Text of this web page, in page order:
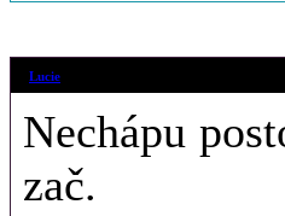
Lucie
Nechápu
zač.